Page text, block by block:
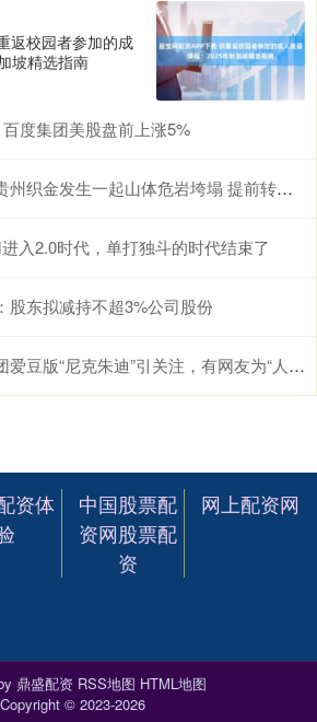
返校园者参加的成
坡精选指南
度集团美股盘前上涨5%
发生一起山体危岩垮塌 提前转移未造成人员伤亡
入2.0时代，单打独斗的时代结束了
股东拟减持不超3%公司股份
“尼克朱迪”引关注，有网友为“人设争议”吵翻了？
资体
中国股票配
资网股票配
资
网上配资网
鼎盛配资 RSS地图 HTML地图
Copyright © 2023-2026